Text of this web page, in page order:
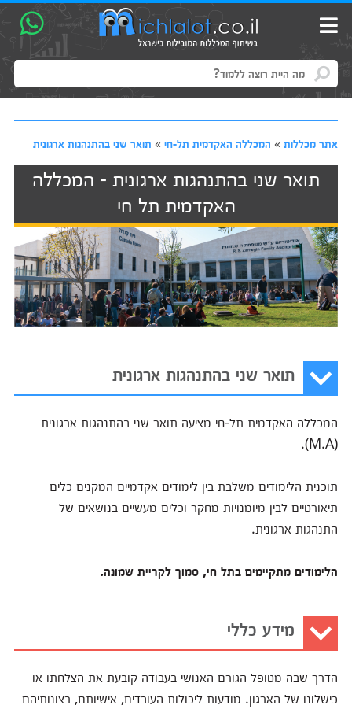
אתר מכללות» המכללה האקדמית תל-חי» תואר שני בהתנהגות ארגונית
תואר שני בהתנהגות ארגונית - המכללה
האקדמית תל חי
תואר שני בהתנהגות ארגונית
המכללה האקדמית תל-חי מציעה תואר שני בהתנהגות ארגונית
(M.A).
תוכנית הלימודים משלבת בין לימודים אקדמיים המקנים כלים
תיאורטיים לבין מיומנויות מחקר וכלים מעשיים בנושאים של
התנהגות ארגונית.
הלימודים מתקיימים בתל חי, סמוך לקריית שמונה.
מידע כללי
הדרך שבה מטופל הגורם האנושי בעבודה קובעת את הצלחתו או
כישלונו של הארגון. מודעות ליכולות העובדים, אישיותם, רצונותיהם